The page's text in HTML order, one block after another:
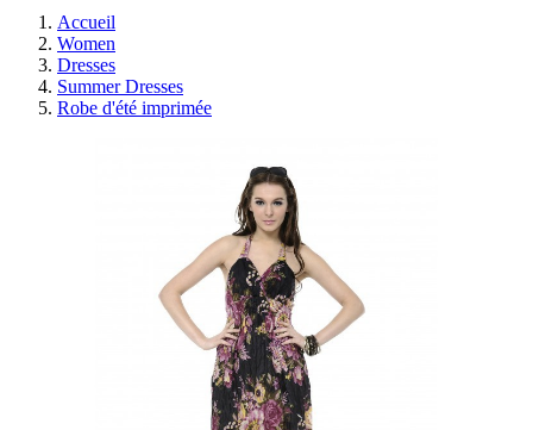
Accueil
Women
Dresses
Summer Dresses
Robe d'été imprimée